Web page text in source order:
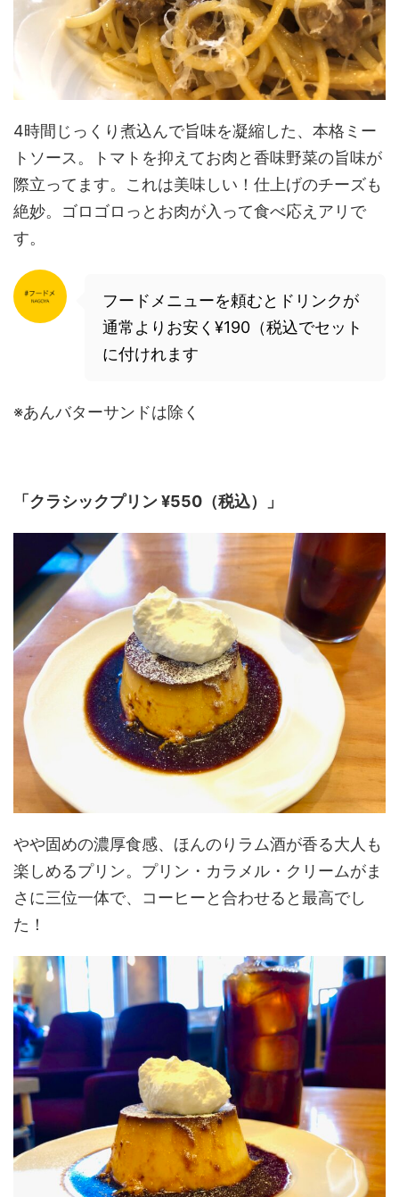
4時間じっくり煮込んで旨味を凝縮した、本格ミー
トソース。トマトを抑えてお肉と香味野菜の旨味が
際立ってます。これは美味しい！仕上げのチーズも
絶妙。ゴロゴロっとお肉が入って食べ応えアリで
す。
フードメニューを頼むとドリンクが
通常よりお安く¥190（税込でセット
に付けれます
※あんバターサンドは除く
「クラシックプリン ¥550（税込）」
やや固めの濃厚食感、ほんのりラム酒が香る大人も
楽しめるプリン。プリン・カラメル・クリームがま
さに三位一体で、コーヒーと合わせると最高でし
た！